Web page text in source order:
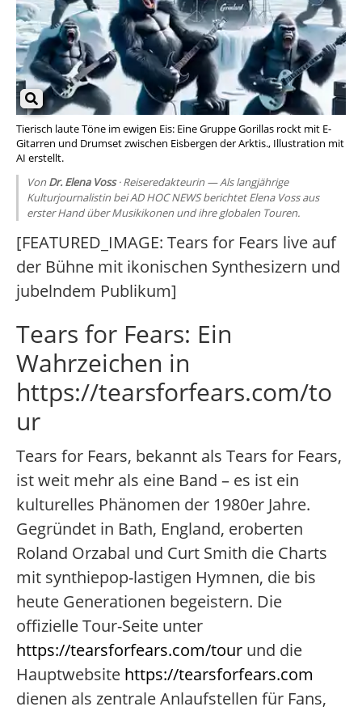
Tierisch laute Töne im ewigen Eis: Eine Gruppe Gorillas rockt mit E-
Gitarren und Drumset zwischen Eisbergen der Arktis., Illustration mit
AI erstellt.
VonDr. Elena Voss· Reiseredakteurin — Als langjährige
Kulturjournalistin bei AD HOC NEWS berichtet Elena Voss aus
erster Hand über Musikikonen und ihre globalen Touren.
[FEATURED_IMAGE: Tears for Fears live auf
der Bühne mit ikonischen Synthesizern und
jubelndem Publikum]
Tears for Fears: Ein
Wahrzeichen in
https://tearsforfears.com/to
ur
Tears for Fears, bekannt als Tears for Fears,
ist weit mehr als eine Band – es ist ein
kulturelles Phänomen der 1980er Jahre.
Gegründet in Bath, England, eroberten
Roland Orzabal und Curt Smith die Charts
mit synthiepop-lastigen Hymnen, die bis
heute Generationen begeistern. Die
offizielle Tour-Seite unter
https://tearsforfears.com/tour und die
Hauptwebsite https://tearsforfears.com
dienen als zentrale Anlaufstellen für Fans,